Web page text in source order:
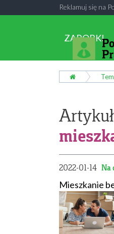
Reklamuj się na
ZAROBKI
2022-01-14 Na
Mieszkanie